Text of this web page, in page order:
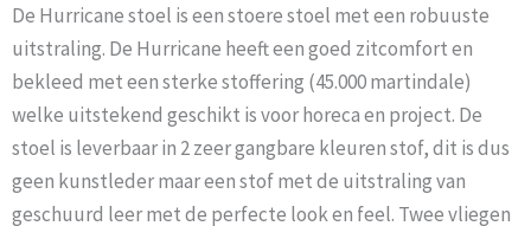
De Hurricane stoel is een stoere stoel met een robuuste
uitstraling. De Hurricane heeft een goed zitcomfort en
bekleed met een sterke stoffering (45.000 martindale)
welke uitstekend geschikt is voor horeca en project. De
stoel is leverbaar in 2 zeer gangbare kleuren stof, dit is dus
geen kunstleder maar een stof met de uitstraling van
geschuurd leer met de perfecte look en feel. Twee vliegen